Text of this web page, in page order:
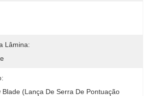
Lâmina:
Blade (Lança De Serra De Pontuação